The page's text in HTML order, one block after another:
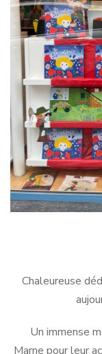
Chaleureuse
Un immense
Marne pour leur